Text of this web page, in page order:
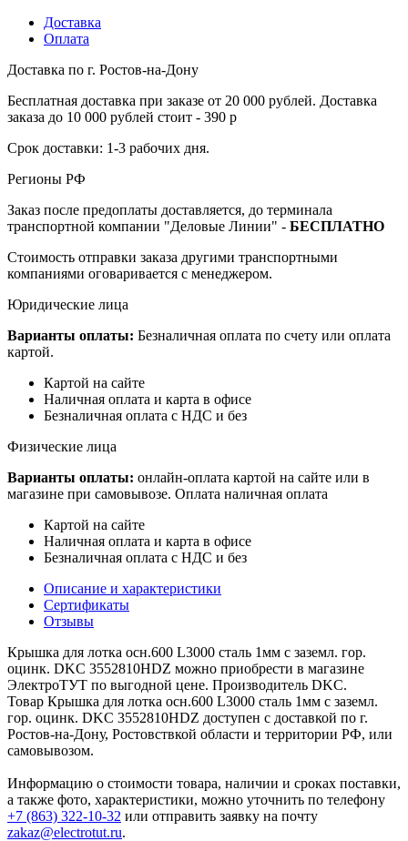
Доставка
Оплата
Доставка по г. Ростов-на-Дону
Бесплатная доставка при заказе от 20 000 рублей. Доставка
заказа до 10 000 рублей стоит - 390 р
Срок доставки: 1-3 рабочих дня.
Регионы РФ
Заказ после предоплаты доставляется, до терминала
транспортной компании "Деловые Линии" - БЕСПЛАТНО
Стоимость отправки заказа другими транспортными
компаниями оговаривается с менеджером.
Юридические лица
Варианты оплаты: Безналичная оплата по счету или оплата
картой.
Картой на сайте
Наличная оплата и карта в офисе
Безналичная оплата с НДС и без
Физические лица
Варианты оплаты: онлайн-оплата картой на сайте или в
магазине при самовывозе. Оплата наличная оплата
Картой на сайте
Наличная оплата и карта в офисе
Безналичная оплата с НДС и без
Описание и характеристики
Сертификаты
Отзывы
Крышка для лотка осн.600 L3000 сталь 1мм с заземл. гор.
оцинк. DKC 3552810HDZ можно приобрести в магазине
ЭлектроТУТ по выгодной цене. Производитель DKC.
Товар Крышка для лотка осн.600 L3000 сталь 1мм с заземл.
гор. оцинк. DKC 3552810HDZ доступен с доставкой по г.
Ростов-на-Дону, Ростовствкой области и территории РФ, или
самовывозом.
Информацию о стоимости товара, наличии и сроках поставки,
а также фото, характеристики, можно уточнить по телефону
+7 (863) 322-10-32 или отправить заявку на почту
zakaz@electrotut.ru.